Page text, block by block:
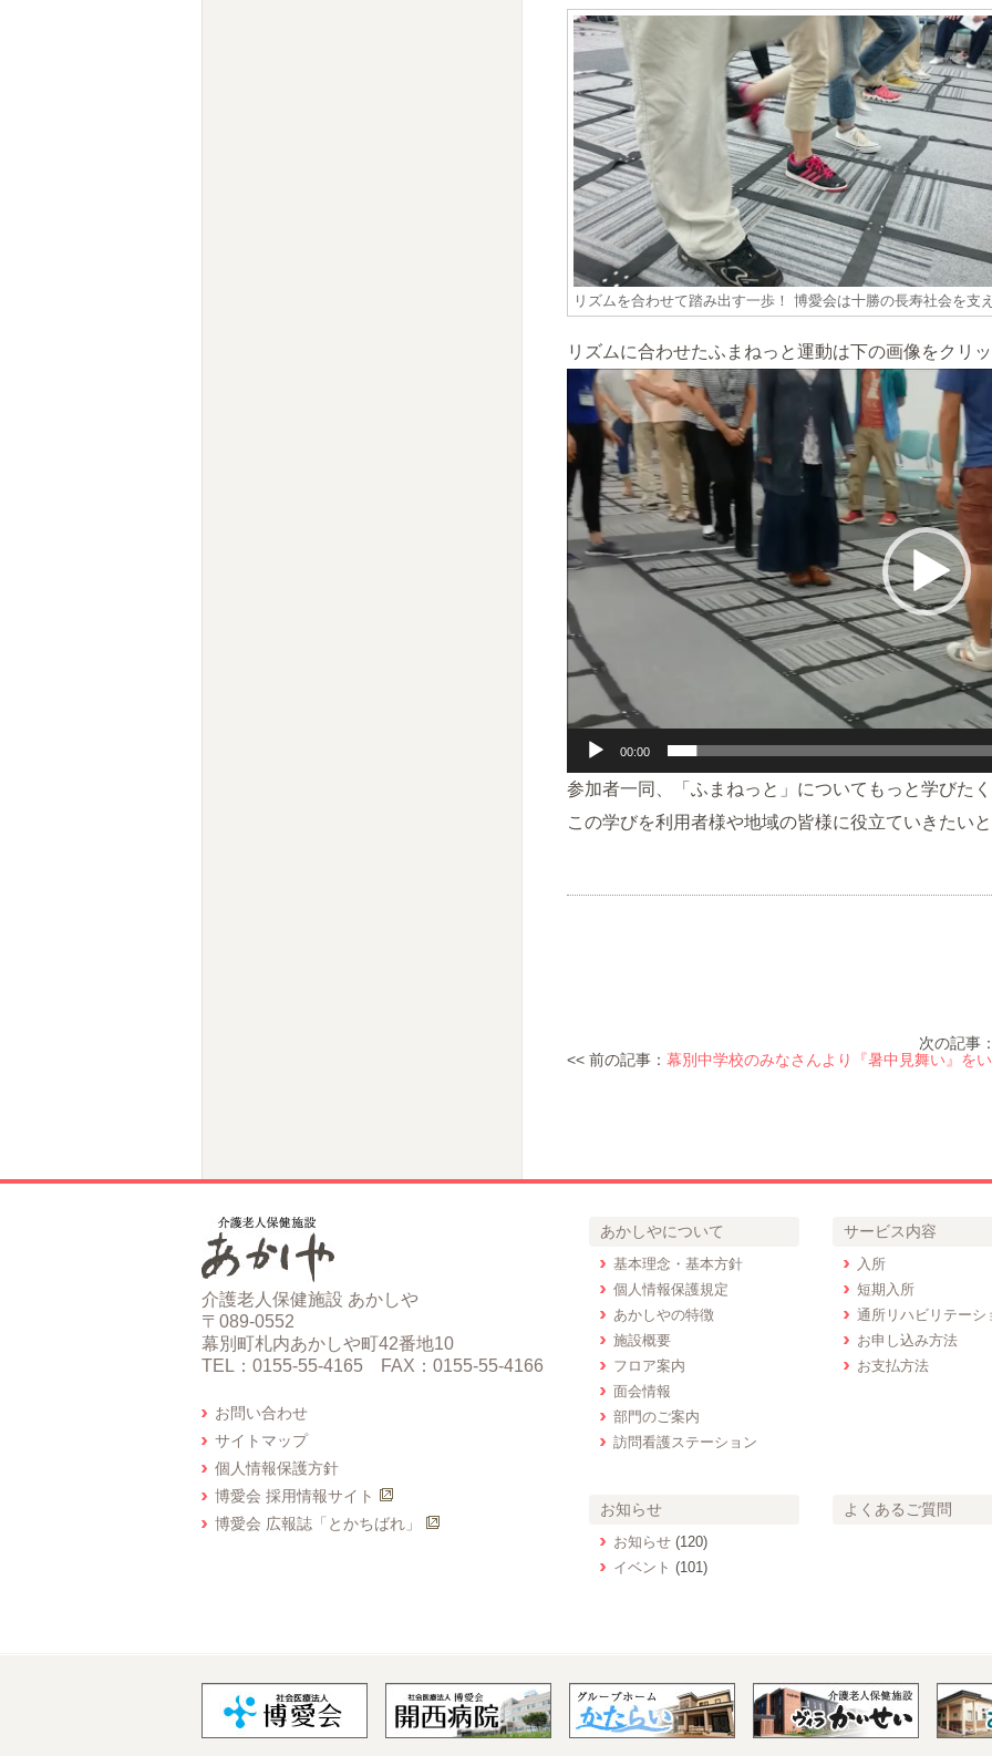
リズムを合わせて踏み出す一歩！ 博愛会は十勝の長寿社会を支
リズムに合わせたふまねっと運動は下の画像をクリ
画
プ
レ
ー
ヤ
ー
00:00
参加者一同、「ふまねっと」についてもっと学びた
この学びを利用者様や地域の皆様に役立ていきたい
次の記事
<< 前の記事： 幕別中学校のみなさんより『暑中見舞い』を
介護老人保健施設 あかしや
〒089-0552
幕別町札内あかしや町42番地10
TEL：0155-55-4165 FAX：0155-55-4166
お問い合わせ
サイトマップ
個人情報保護方針
博愛会 採用情報サイト
博愛会 広報誌「とかちばれ」
あかしやについて
基本理念・基本方針
個人情報保護規定
あかしやの特徴
施設概要
フロア案内
面会情報
部門のご案内
訪問看護ステーション
サービス内容
入所
短期入所
通所リハビリテーシ
お申し込み方法
お支払方法
お知らせ
お知らせ (120)
イベント (101)
よくあるご質問